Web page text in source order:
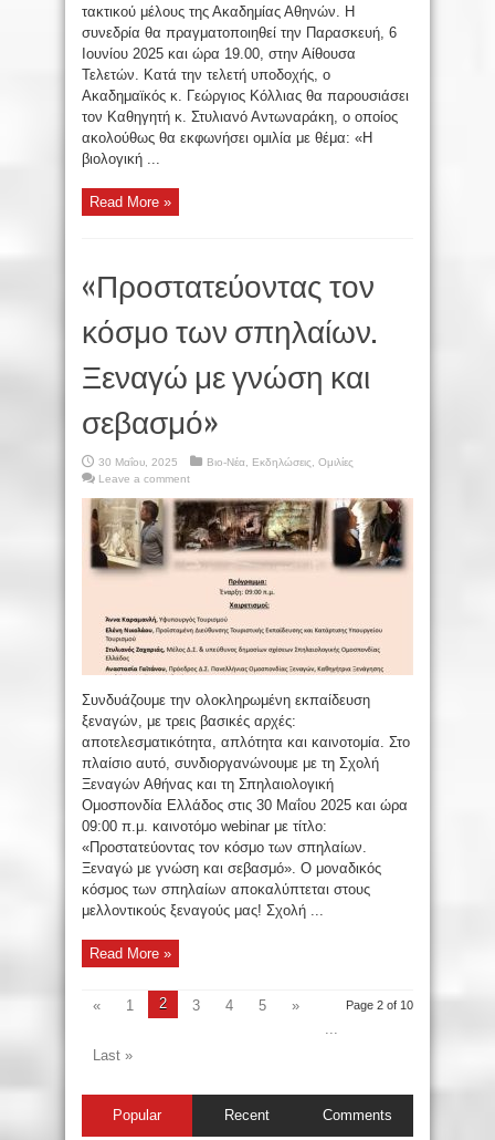
τακτικού μέλους της Ακαδημίας Αθηνών. Η
συνεδρία θα πραγματοποιηθεί την Παρασκευή, 6
Ιουνίου 2025 και ώρα 19.00, στην Αίθουσα
Τελετών. Κατά την τελετή υποδοχής, ο
Ακαδημαϊκός κ. Γεώργιος Κόλλιας θα παρουσιάσει
τον Καθηγητή κ. Στυλιανό Αντωναράκη, ο οποίος
ακολούθως θα εκφωνήσει ομιλία με θέμα: «Η
βιολογική ...
Read More »
«Προστατεύοντας τον
κόσμο των σπηλαίων.
Ξεναγώ με γνώση και
σεβασμό»
30 Μαΐου, 2025 Βιο-Νέα Εκδηλώσεις
Ομιλίες
Leave a comment
Συνδυάζουμε την ολοκληρωμένη εκπαίδευση
ξεναγών, με τρεις βασικές αρχές:
αποτελεσματικότητα, απλότητα και καινοτομία. Στο
πλαίσιο αυτό, συνδιοργανώνουμε με τη Σχολή
Ξεναγών Αθήνας και τη Σπηλαιολογική
Ομοσπονδία Ελλάδος στις 30 Μαΐου 2025 και ώρα
09:00 π.μ. καινοτόμο webinar με τίτλο:
«Προστατεύοντας τον κόσμο των σπηλαίων.
Ξεναγώ με γνώση και σεβασμό». Ο μοναδικός
κόσμος των σπηλαίων αποκαλύπτεται στους
μελλοντικούς ξεναγούς μας! Σχολή ...
Read More »
Page 2 of 10
« 1 2 3 4 5
»
Last »
Popular Recent Comments